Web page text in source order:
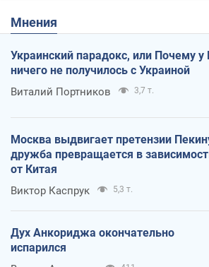
Мнения
Украинский парадокс, или Почему у
ничего не получилось с Украиной
Виталий Портников 3,7 т.
Москва выдвигает претензии
дружба превращается в
от Китая
Виктор Каспрук 5,3 т.
Дух Анкориджа окончательно
испарился